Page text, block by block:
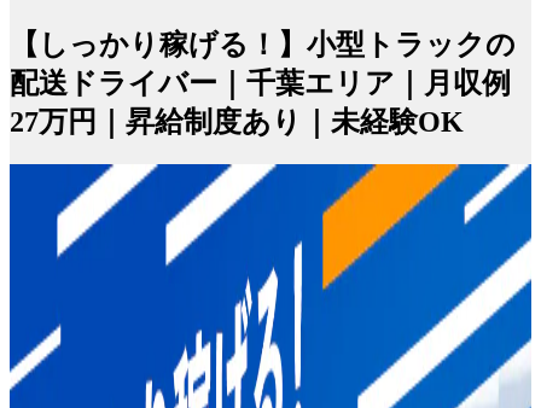
【しっかり稼げる！】小型トラックの
配送ドライバー｜千葉エリア｜月収例
27万円｜昇給制度あり｜未経験OK